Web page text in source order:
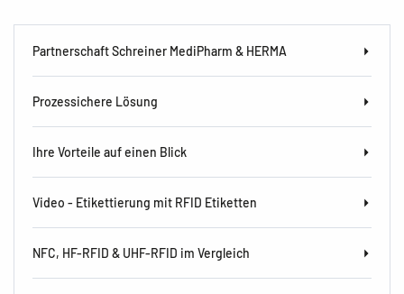
Partnerschaft Schreiner MediPharm & HERMA
Prozessichere Lösung
Ihre Vorteile auf einen Blick
Video - Etikettierung mit RFID Etiketten
NFC, HF-RFID & UHF-RFID im Vergleich